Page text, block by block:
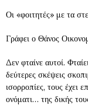
Οι «φοιτητές» με τα
Γράφει ο Θάνος
Δεν φταίνε αυτοί.
δεύτερες σκέψεις
ισορροπίες, τους έχει
ονόματι… της δικής